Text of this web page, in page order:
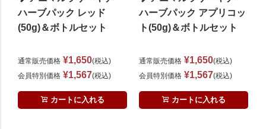
ハーブパック レッド
(50g)＆ボトルセット
通常販売価格 ¥1,650 税込
会員特別価格 ¥1,567 税込
カートに入れる
ハーブパック アプリコッ
ト(50g)＆ボトルセット
通常販売価格 ¥1,650 税込
会員特別価格 ¥1,567 税込
カートに入れる